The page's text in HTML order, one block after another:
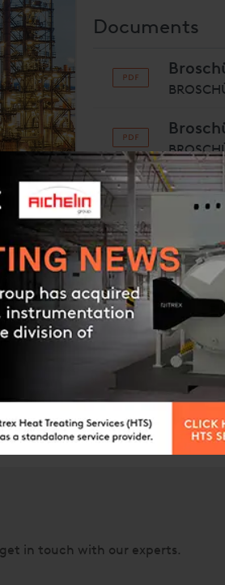
Heizkessel
Documents
USER
Request a quote
in touch with our experts.